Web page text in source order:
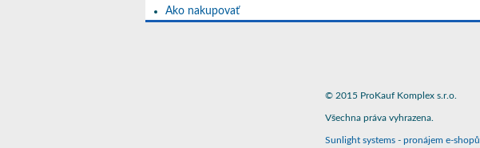
Ako nakupovať
© 2015 ProKauf Komplex s.r.o.
Všechna práva vyhrazena.
Sunlight systems - pronájem e-shopů